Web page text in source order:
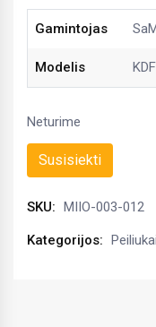
Gamintojas
Modelis
Neturime
Susisiekti
SKU: MIIO-003-012
Kategorijos: Peiliukai